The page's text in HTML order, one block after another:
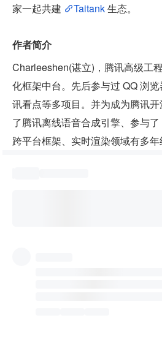
家一起共建
Taitank 生态。
作者简介
Charleeshen(谌立)，腾讯高级工
化框架中台。先后参与过 QQ 浏
讯看点等多项目。并为成为腾讯
了腾讯离线语音合成引擎、参与
跨平台框架、实时渲染领域有多年